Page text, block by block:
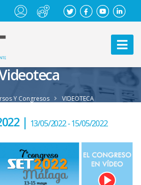
Y Congresos VIDEOTECA
| 13/05/2022 - 15/05/2022